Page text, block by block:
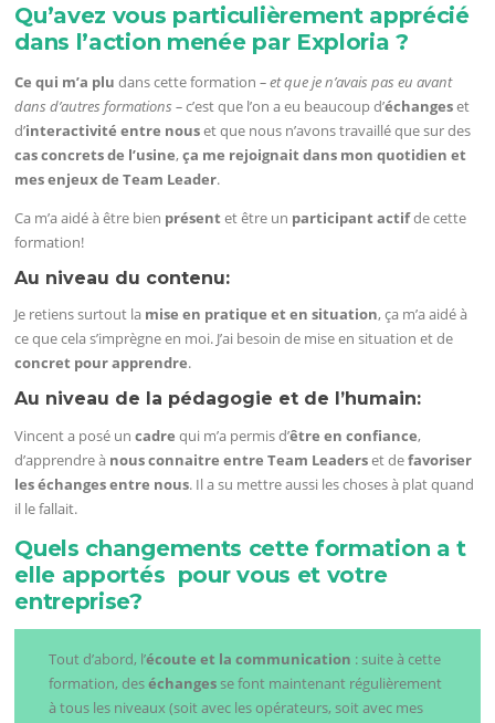
Qu’avez vous particulièrement apprécié
dans l’action menée par Exploria ?
Ce qui m’a plu dans cette formation– et que je n’avais pas eu avant
dans d’autres formations –c’est que l’on a eu beaucoup d’échangeset
d’interactivité entre nouset que nous n’avons travaillé que sur des
cas concrets de l’usine,ça me rejoignait dans mon quotidien et
mes enjeux de Team Leader.
Ca m’a aidé à être bien présent et être un participant actifde cette
formation!
Au niveau du contenu:
Je retiens surtout la mise en pratique et en situation, ça m’a aidé à
ce que cela s’imprègne en moi. J’ai besoin de mise en situation et de
concret pour apprendre.
Au niveau de la pédagogie et de l’humain:
Vincent a posé uncadre qui m’a permis d’être en confiance,
d’apprendre à nous connaitre entre Team Leaderset defavoriser
les échanges entre nous. Il a su mettre aussi les choses à plat quand
il le fallait.
Quels changements cette formation a t
elle apportés pour vous et votre
entreprise?
Tout d’abord, l’écoute et la communication : suite à cette
formation, deséchangesse font maintenant régulièrement
à tous les niveaux (soit avec les opérateurs, soit avec mes